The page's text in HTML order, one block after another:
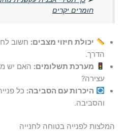
חומרים יקרים
יכולת חיזוי מצבים: חשוב
הדרך.
מערכת תשלומים: האם יש
עצירה?
היכרות עם הסביבה: כל
והסביבה.
המלצות לפנייה בטוחה לחנייה